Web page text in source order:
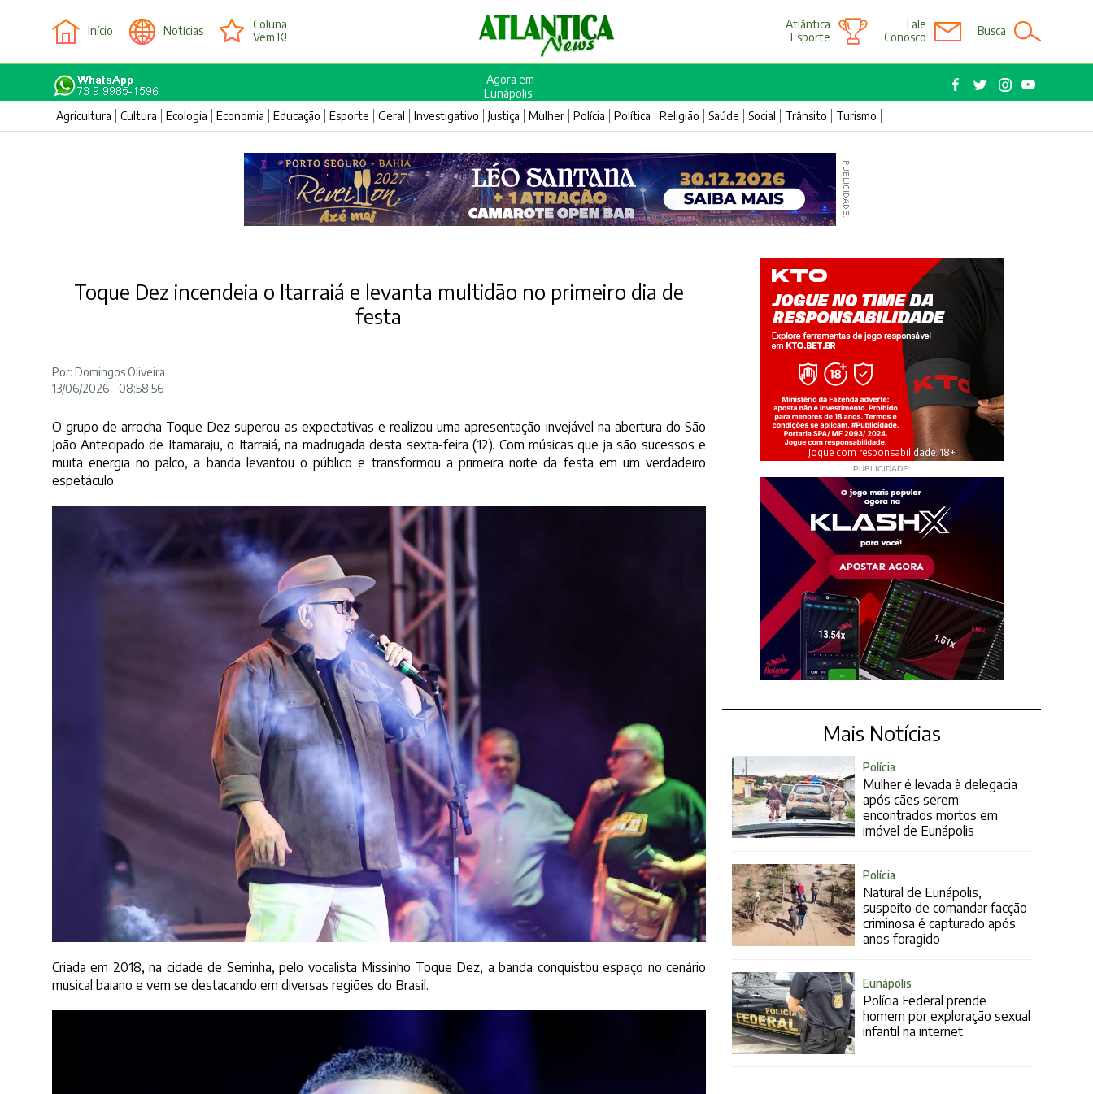
Início Notícias
Coluna
Vem K!
Atlântica
Esporte
Fale
Conosco
Busca
Agora em
Eunápolis:
Agricultura
Cultura Ecologia Economia Educação Esporte Geral Investigativo Justiça Mulher Polícia Política Religião Saúde Social Trânsito Turismo
Toque Dez incendeia o Itarraiá e levanta multidão no primeiro dia de
festa
Por: Domingos Oliveira
13/06/2026 - 08:58:56
O grupo de arrocha Toque Dez superou as expectativas e realizou uma apresentação invejável na abertura do São
João Antecipado de Itamaraju, o Itarraiá, na madrugada desta sexta-feira (12). Com músicas que ja são sucessos e
muita energia no palco, a banda levantou o público e transformou a primeira noite da festa em um verdadeiro
espetáculo.
Criada em 2018, na cidade de Serrinha, pelo vocalista Missinho Toque Dez, a banda conquistou espaço no cenário
musical baiano e vem se destacando em diversas regiões do Brasil.
Jogue com responsabilidade. 18+
PUBLICIDADE:
Mais Notícias
Polícia
Mulher é levada à delegacia
após cães serem
encontrados mortos em
imóvel de Eunápolis
Polícia
Natural de Eunápolis,
suspeito de comandar facção
criminosa é capturado após
anos foragido
Eunápolis
Polícia Federal prende
homem por exploração sexual
infantil na internet